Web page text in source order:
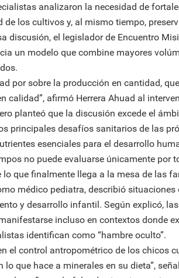
analizaron la necesidad de
de los cultivos y, al mismo tiempo,
discusión, el legislador de Encuentro
un modelo que combine mayores
por sobre la producción en cantidad,
calidad”, afirmó Herrera Ahuad al
planteó que la discusión excede el
principales desafíos sanitarios de las
esenciales para el desarrollo
no puede evaluarse únicamente por
que finalmente llega a la mesa de las
médico pediatra, describió
y desarrollo infantil. Según explicó,
incluso en contextos donde
identifican como “hambre oculto”.
el control antropométrico de los chicos
lo que hace a minerales en su dieta”,